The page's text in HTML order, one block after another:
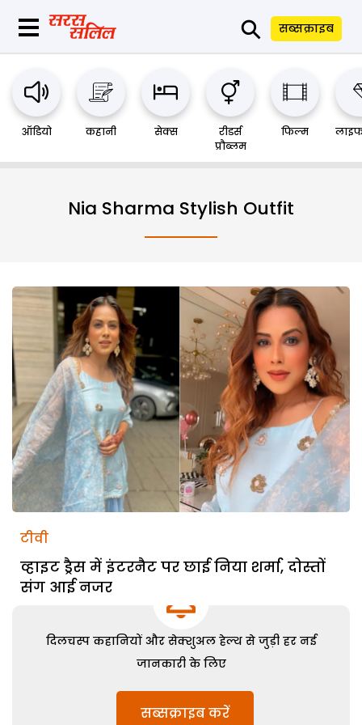
⚲ सब्सक्राइब
ऑडियो कहानी सेक्स
रीडर्स
प्रौब्लम
फिल्म
Nia Sharma Stylish Outfit
टीवी
व्हाइट ड्रैस में इंटरनैट पर छाई निया शर्मा, दोस्तों
संग आई नजर
दिलचस्प कहानियों और सेक्शुअल हेल्थ से जुड़ी हर नई
जानकारी के लिए
सब्सक्राइब करें